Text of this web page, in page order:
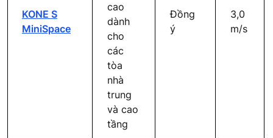
KONE S
MiniSpace
cao
dành
cho
các
tòa
nhà
trung
và cao
tầng
Đồng
ý
3,0
m/s